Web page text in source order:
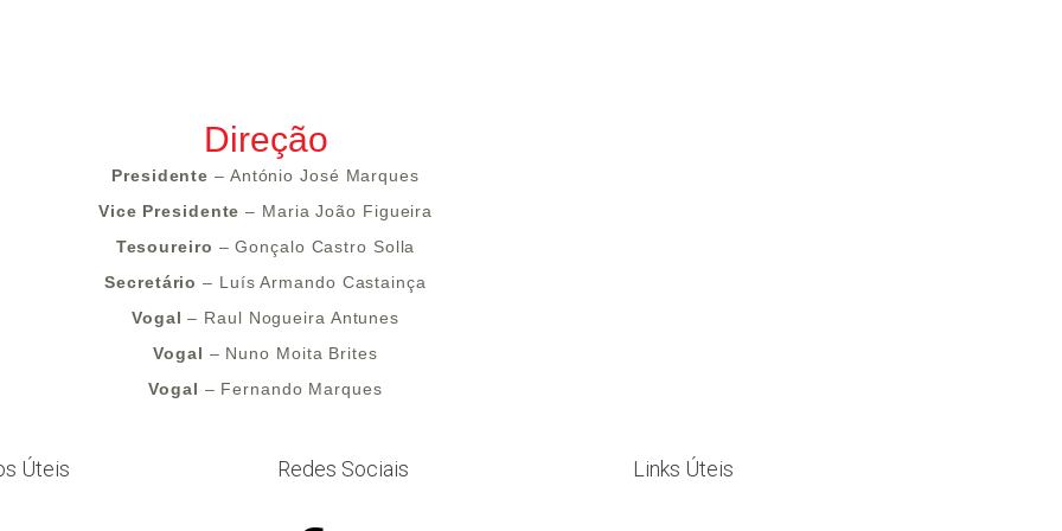
Direção
Presidente – António José Marques
Vice Presidente– Maria João Figueira
Tesoureiro – Gonçalo Castro Solla
Secretário– Luís Armando Castainça
Vogal – Raul Nogueira Antunes
Vogal – Nuno Moita Brites
Vogal – Fernando Marques
Úteis Redes Sociais Links Úteis